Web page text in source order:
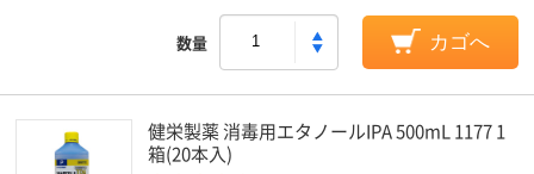
数量 カゴへ
健栄製薬 消毒用エタノールIPA 500mL 1177 1
箱(20本入)